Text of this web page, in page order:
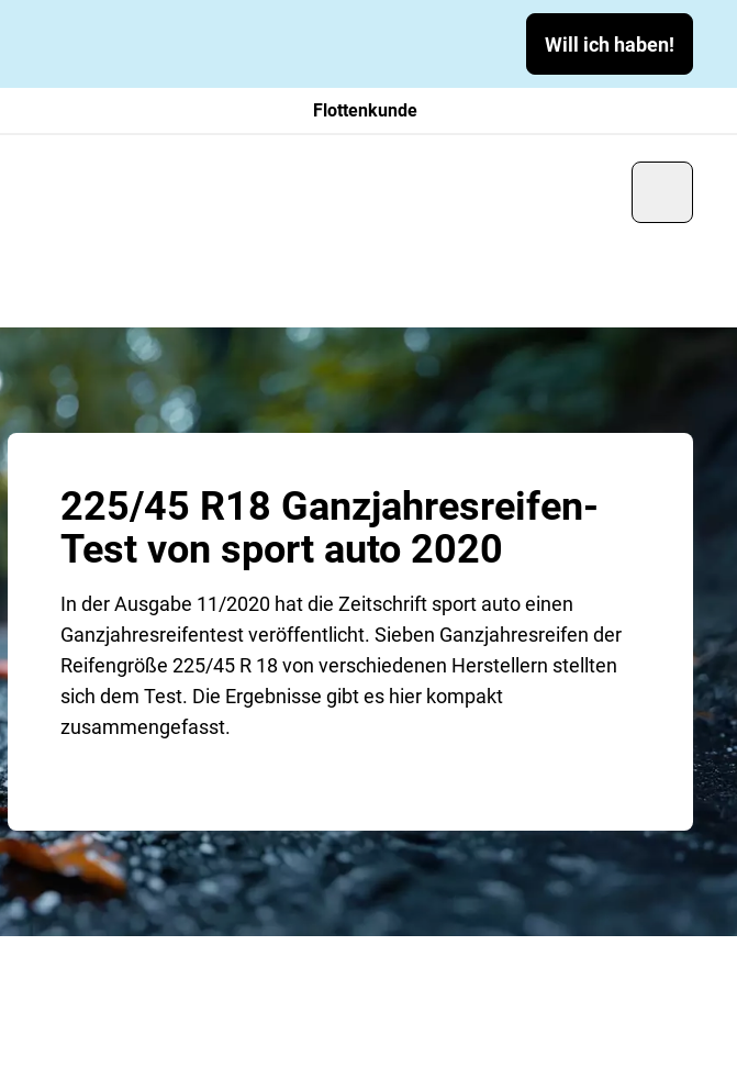
Will ich haben!
Flottenkunde
225/45 R18 Ganzjahresreifen-
Test von sport auto 2020
In der Ausgabe 11/2020 hat die Zeitschrift sport auto einen
Ganzjahresreifentest veröffentlicht. Sieben Ganzjahresreifen der
Reifengröße 225/45 R 18 von verschiedenen Herstellern stellten
sich dem Test. Die Ergebnisse gibt es hier kompakt
zusammengefasst.